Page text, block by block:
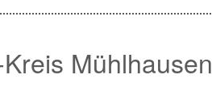
Mühlhausen